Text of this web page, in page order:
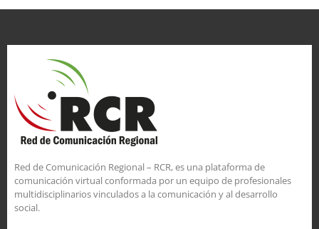
Red de Comunicación Regional – RCR, es una plataforma de
comunicación virtual conformada por un equipo de profesionales
multidisciplinarios vinculados a la comunicación y al desarrollo
social.